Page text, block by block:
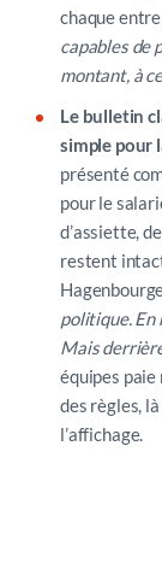
chaque
capables de
montant, à
Le bulletin
simple pour
présenté
pour le
d’assiette,
restent
politique. En
Mais
équipes
des règles,
l’affichage.